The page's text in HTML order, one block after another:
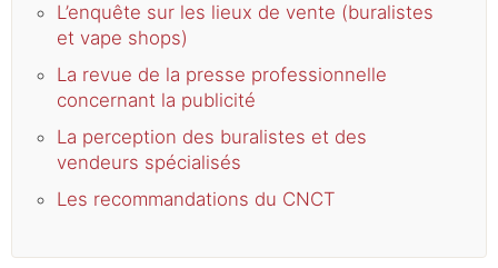
L’enquête sur les lieux de vente (buralistes
et vape shops)
La revue de la presse professionnelle
concernant la publicité
La perception des buralistes et des
vendeurs spécialisés
Les recommandations du CNCT